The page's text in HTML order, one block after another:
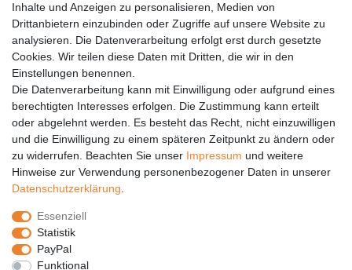
Anleitungen
Vertrag widerrufen
PARTNER
DHL
GLS
PaketPLUS
SPONSORING
Malchower SV 90
Malchower Wölfe
Inhalte und Anzeigen zu personalisieren, Medien von
Drittanbietern einzubinden oder Zugriffe auf unsere Website zu
analysieren. Die Datenverarbeitung erfolgt erst durch gesetzte
Cookies. Wir teilen diese Daten mit Dritten, die wir in den
Einstellungen benennen.
Die Datenverarbeitung kann mit Einwilligung oder aufgrund eines
berechtigten Interesses erfolgen. Die Zustimmung kann erteilt
oder abgelehnt werden. Es besteht das Recht, nicht einzuwilligen
und die Einwilligung zu einem späteren Zeitpunkt zu ändern oder
zu widerrufen. Beachten Sie unser Impressum und weitere
Hinweise zur Verwendung personenbezogener Daten in unserer
Daten­schutz­erklärung
Essenziell
Statistik
PayPal
Funktional